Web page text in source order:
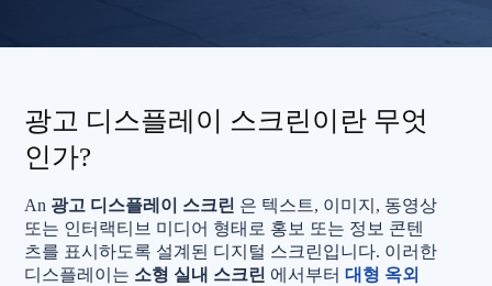
광고 디스플레이 스크린이란 무엇
인가?
An 광고 디스플레이 스크린 은 텍스트, 이미지, 동영상
또는 인터랙티브 미디어 형태로 홍보 또는 정보 콘텐
츠를 표시하도록 설계된 디지털 스크린입니다. 이러한
디스플레이는 소형 실내 스크린 에서부터 대형 옥외